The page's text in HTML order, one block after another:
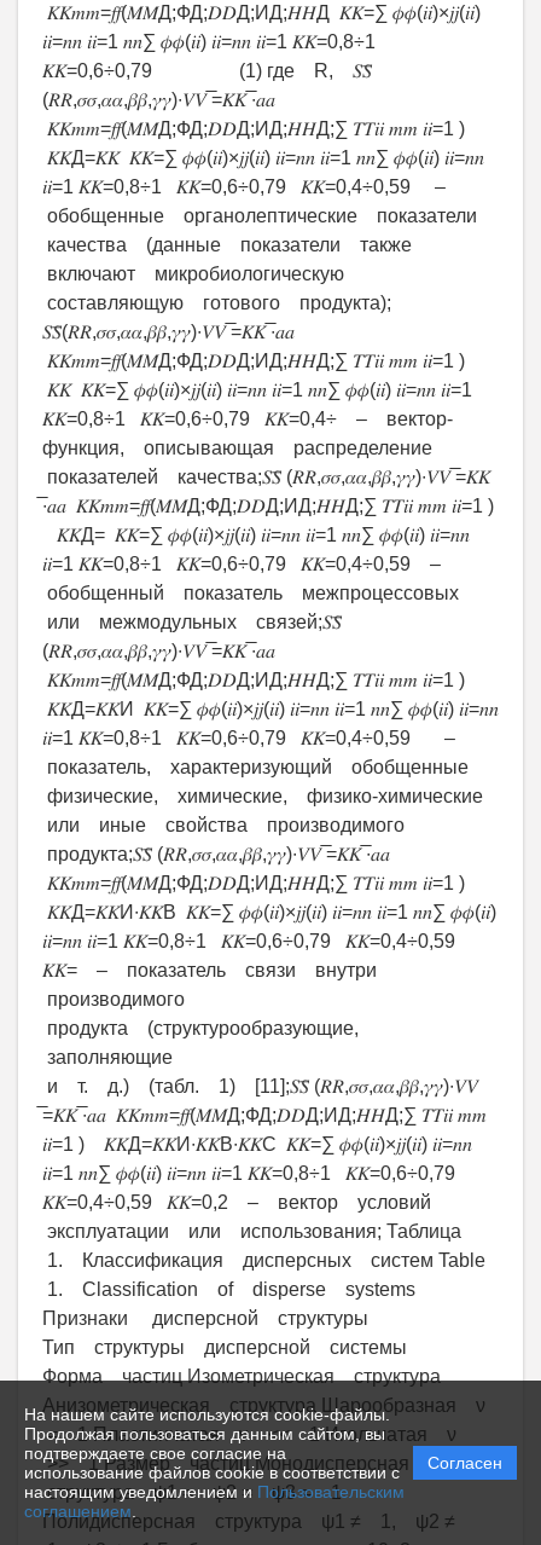
На нашем сайте используются cookie-файлы.
Продолжая пользоваться данным сайтом, вы
подтверждаете свое согласие на
использование файлов cookie в соответствии с
настоящим уведомлением и Пользовательским
соглашением
Согласен
𝐾𝐾𝑚𝑚=𝑓𝑓(𝑀𝑀Д;ФД;𝐷𝐷Д;ИД;𝐻𝐻Д 𝐾𝐾=∑ 𝜙𝜙(𝑖𝑖)×𝑗𝑗(𝑖𝑖)
𝑖𝑖=𝑛𝑛 𝑖𝑖=1 𝑛𝑛∑ 𝜙𝜙(𝑖𝑖) 𝑖𝑖=𝑛𝑛 𝑖𝑖=1 𝐾𝐾=0,8÷1
𝐾𝐾=0,6÷0,79 (1) где R, 𝑆𝑆̅
(𝑅𝑅,𝜎𝜎,𝛼𝛼,𝛽𝛽,𝛾𝛾)∙𝑉𝑉 ̅=𝐾𝐾 ̅∙𝑎𝑎
𝐾𝐾𝑚𝑚=𝑓𝑓(𝑀𝑀Д;ФД;𝐷𝐷Д;ИД;𝐻𝐻Д;∑ 𝑇𝑇𝑖𝑖 𝑚𝑚 𝑖𝑖=1 )
𝐾𝐾Д=𝐾𝐾 𝐾𝐾=∑ 𝜙𝜙(𝑖𝑖)×𝑗𝑗(𝑖𝑖) 𝑖𝑖=𝑛𝑛 𝑖𝑖=1 𝑛𝑛∑ 𝜙𝜙(𝑖𝑖) 𝑖𝑖=𝑛𝑛
𝑖𝑖=1 𝐾𝐾=0,8÷1 𝐾𝐾=0,6÷0,79 𝐾𝐾=0,4÷0,59 –
обобщенные органолептические показатели
качества (данные показатели также
включают микробиологическую
составляющую готового продукта);
𝑆𝑆̅(𝑅𝑅,𝜎𝜎,𝛼𝛼,𝛽𝛽,𝛾𝛾)∙𝑉𝑉 ̅=𝐾𝐾 ̅∙𝑎𝑎
𝐾𝐾𝑚𝑚=𝑓𝑓(𝑀𝑀Д;ФД;𝐷𝐷Д;ИД;𝐻𝐻Д;∑ 𝑇𝑇𝑖𝑖 𝑚𝑚 𝑖𝑖=1 )
𝐾𝐾 𝐾𝐾=∑ 𝜙𝜙(𝑖𝑖)×𝑗𝑗(𝑖𝑖) 𝑖𝑖=𝑛𝑛 𝑖𝑖=1 𝑛𝑛∑ 𝜙𝜙(𝑖𝑖) 𝑖𝑖=𝑛𝑛 𝑖𝑖=1
𝐾𝐾=0,8÷1 𝐾𝐾=0,6÷0,79 𝐾𝐾=0,4÷ – вектор-
функция, описывающая распределение
показателей качества;𝑆𝑆̅ (𝑅𝑅,𝜎𝜎,𝛼𝛼,𝛽𝛽,𝛾𝛾)∙𝑉𝑉 ̅=𝐾𝐾
̅∙𝑎𝑎 𝐾𝐾𝑚𝑚=𝑓𝑓(𝑀𝑀Д;ФД;𝐷𝐷Д;ИД;𝐻𝐻Д;∑ 𝑇𝑇𝑖𝑖 𝑚𝑚 𝑖𝑖=1 )
𝐾𝐾Д= 𝐾𝐾=∑ 𝜙𝜙(𝑖𝑖)×𝑗𝑗(𝑖𝑖) 𝑖𝑖=𝑛𝑛 𝑖𝑖=1 𝑛𝑛∑ 𝜙𝜙(𝑖𝑖) 𝑖𝑖=𝑛𝑛
𝑖𝑖=1 𝐾𝐾=0,8÷1 𝐾𝐾=0,6÷0,79 𝐾𝐾=0,4÷0,59 –
обобщенный показатель межпроцессовых
или межмодульных связей;𝑆𝑆̅
(𝑅𝑅,𝜎𝜎,𝛼𝛼,𝛽𝛽,𝛾𝛾)∙𝑉𝑉 ̅=𝐾𝐾 ̅∙𝑎𝑎
𝐾𝐾𝑚𝑚=𝑓𝑓(𝑀𝑀Д;ФД;𝐷𝐷Д;ИД;𝐻𝐻Д;∑ 𝑇𝑇𝑖𝑖 𝑚𝑚 𝑖𝑖=1 )
𝐾𝐾Д=𝐾𝐾И 𝐾𝐾=∑ 𝜙𝜙(𝑖𝑖)×𝑗𝑗(𝑖𝑖) 𝑖𝑖=𝑛𝑛 𝑖𝑖=1 𝑛𝑛∑ 𝜙𝜙(𝑖𝑖) 𝑖𝑖=𝑛𝑛
𝑖𝑖=1 𝐾𝐾=0,8÷1 𝐾𝐾=0,6÷0,79 𝐾𝐾=0,4÷0,59 –
показатель, характеризующий обобщенные
физические, химические, физико-химические
или иные свойства производимого
продукта;𝑆𝑆̅ (𝑅𝑅,𝜎𝜎,𝛼𝛼,𝛽𝛽,𝛾𝛾)∙𝑉𝑉 ̅=𝐾𝐾 ̅∙𝑎𝑎
𝐾𝐾𝑚𝑚=𝑓𝑓(𝑀𝑀Д;ФД;𝐷𝐷Д;ИД;𝐻𝐻Д;∑ 𝑇𝑇𝑖𝑖 𝑚𝑚 𝑖𝑖=1 )
𝐾𝐾Д=𝐾𝐾И∙𝐾𝐾В 𝐾𝐾=∑ 𝜙𝜙(𝑖𝑖)×𝑗𝑗(𝑖𝑖) 𝑖𝑖=𝑛𝑛 𝑖𝑖=1 𝑛𝑛∑ 𝜙𝜙(𝑖𝑖)
𝑖𝑖=𝑛𝑛 𝑖𝑖=1 𝐾𝐾=0,8÷1 𝐾𝐾=0,6÷0,79 𝐾𝐾=0,4÷0,59
𝐾𝐾= – показатель связи внутри
производимого
продукта (структурообразующие,
заполняющие
и т. д.) (табл. 1) [11];𝑆𝑆̅ (𝑅𝑅,𝜎𝜎,𝛼𝛼,𝛽𝛽,𝛾𝛾)∙𝑉𝑉
̅=𝐾𝐾 ̅∙𝑎𝑎 𝐾𝐾𝑚𝑚=𝑓𝑓(𝑀𝑀Д;ФД;𝐷𝐷Д;ИД;𝐻𝐻Д;∑ 𝑇𝑇𝑖𝑖 𝑚𝑚
𝑖𝑖=1 ) 𝐾𝐾Д=𝐾𝐾И∙𝐾𝐾В∙𝐾𝐾С 𝐾𝐾=∑ 𝜙𝜙(𝑖𝑖)×𝑗𝑗(𝑖𝑖) 𝑖𝑖=𝑛𝑛
𝑖𝑖=1 𝑛𝑛∑ 𝜙𝜙(𝑖𝑖) 𝑖𝑖=𝑛𝑛 𝑖𝑖=1 𝐾𝐾=0,8÷1 𝐾𝐾=0,6÷0,79
𝐾𝐾=0,4÷0,59 𝐾𝐾=0,2 – вектор условий
эксплуатации или использования; Таблица
1. Классификация дисперсных систем Table
1. Classification of disperse systems
Признаки дисперсной структуры
Тип структуры дисперсной системы
Форма частиц Изометрическая структура
Анизометрическая структура Шарообразная ν
= 1 Пластинчатая ν << 1 Игольчатая ν
>> 1 Размер частиц Монодисперсная
структура ψ1 = ψ2 = ψ3 = 1
Полидисперсная структура ψ1 ≠ 1, ψ2 ≠